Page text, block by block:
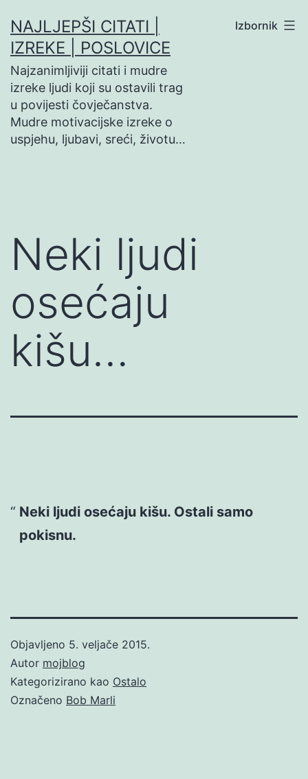
na
sadržaj
NAJLJEPŠI CITATI |
IZREKE | POSLOVICE
Najzanimljiviji citati i mudre
izreke ljudi koji su ostavili trag
u povijesti čovječanstva.
Mudre motivacijske izreke o
uspjehu, ljubavi, sreći, životu…
Izbornik
Neki ljudi
osećaju
kišu…
Neki ljudi osećaju kišu. Ostali samo
pokisnu.
Objavljeno 5. veljače 2015.
Autor mojblog
Kategorizirano kao Ostalo
Označeno Bob Marli